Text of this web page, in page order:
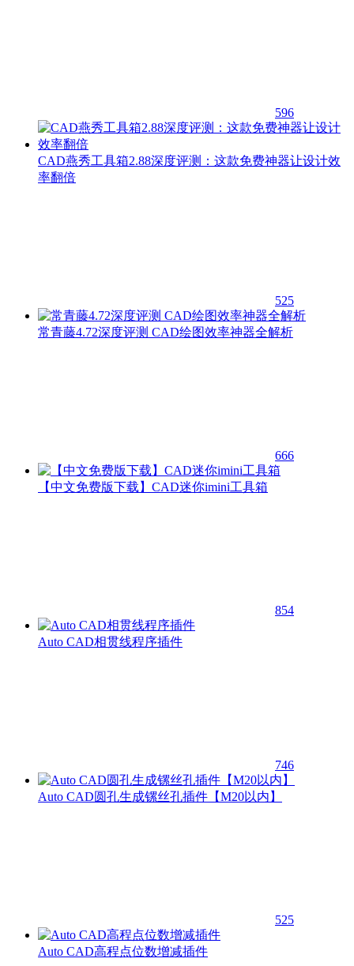
596
CAD燕秀工具箱2.88深度评测：这款免费神器让设计效
率翻倍
525
常青藤4.72深度评测 CAD绘图效率神器全解析
666
【中文免费版下载】CAD迷你imini工具箱
854
Auto CAD相贯线程序插件
746
Auto CAD圆孔生成镙丝孔插件【M20以内】
525
Auto CAD高程点位数增减插件